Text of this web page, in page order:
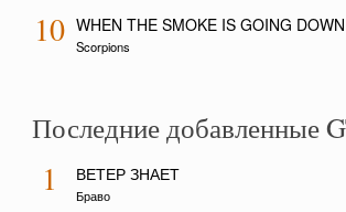
10 WHEN THE SMOKE IS GOING DOWN
Scorpions
Последние добавленные
1 ВЕТЕР ЗНАЕТ
Браво